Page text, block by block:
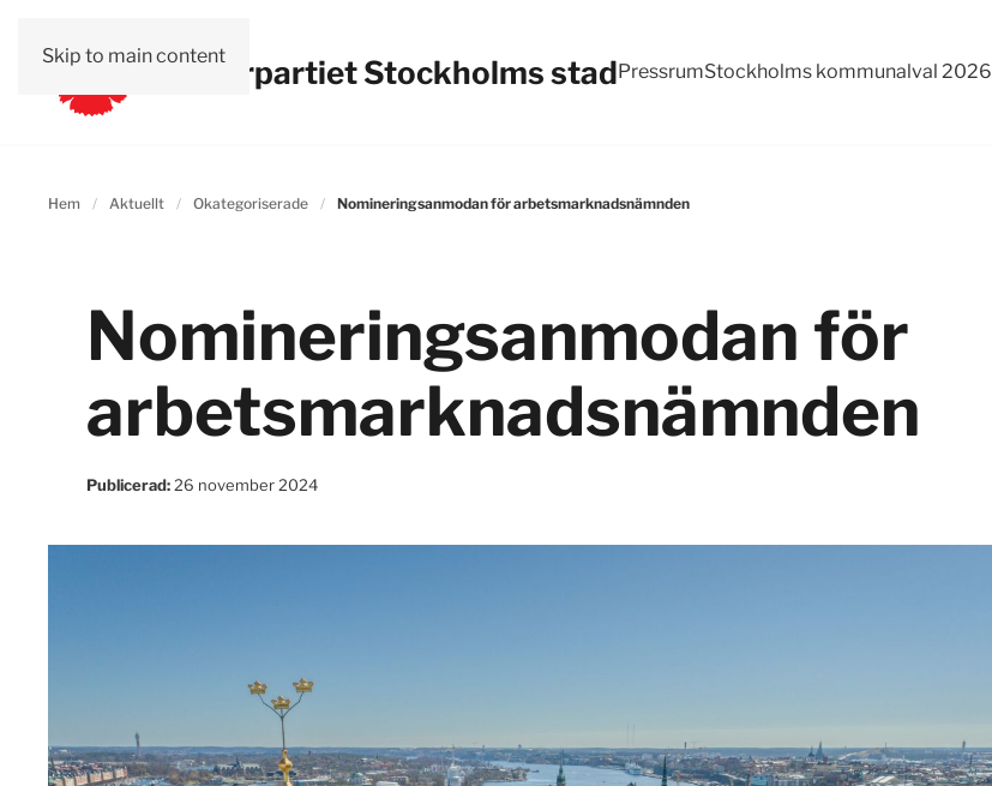
Skip to main contentVänsterpartiet Stockholms stadPressrumStockholms kommunalval 2026
Hem Aktuellt Okategoriserade Nomineringsanmodan för arbetsmarknadsnämnden
Nomineringsanmodan för
arbetsmarknadsnämnden
Publicerad: 26 november 2024